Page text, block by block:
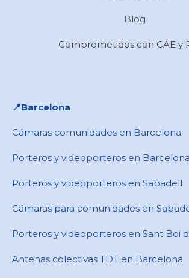
Blog
Comprometidos con CAE y
📍​Barcelona
Cámaras comunidades en Barcelona
Porteros y videoporteros en Barcelona
Porteros y videoporteros en Sabadell
Cámaras para comunidades en
Porteros y videoporteros en ​Sant Boi
Antenas colectivas TDT en Barcelona